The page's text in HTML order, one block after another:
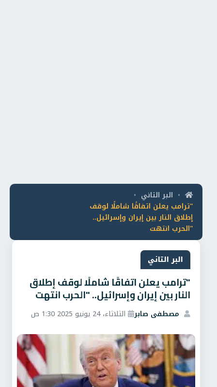
• البر التاني •
"ترامب يعلن اتفاقًا شاملًا لوقف
إطلاق النار بين إيران وإسرائيل..
"الحرب انتهت
البر التاني
"ترامب يعلن اتفاقًا شاملًا لوقف إطلاق
النار بين إيران وإسرائيل.. "الحرب انتهت
مصطفى صابر الثلاثاء، 24 يونيو 2025 1:30 ص